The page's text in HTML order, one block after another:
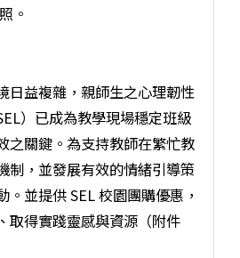
。
日益複雜，親師生之心理韌性
）已成為教學現場穩定班級
之關鍵。為支持教師在繁忙教
制，並發展有效的情緒引導策
。並提供 SEL 校園團購優惠，
取得實踐靈感與資源（附件